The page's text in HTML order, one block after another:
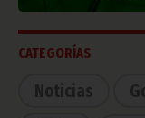
CATEGORÍAS
Noticias